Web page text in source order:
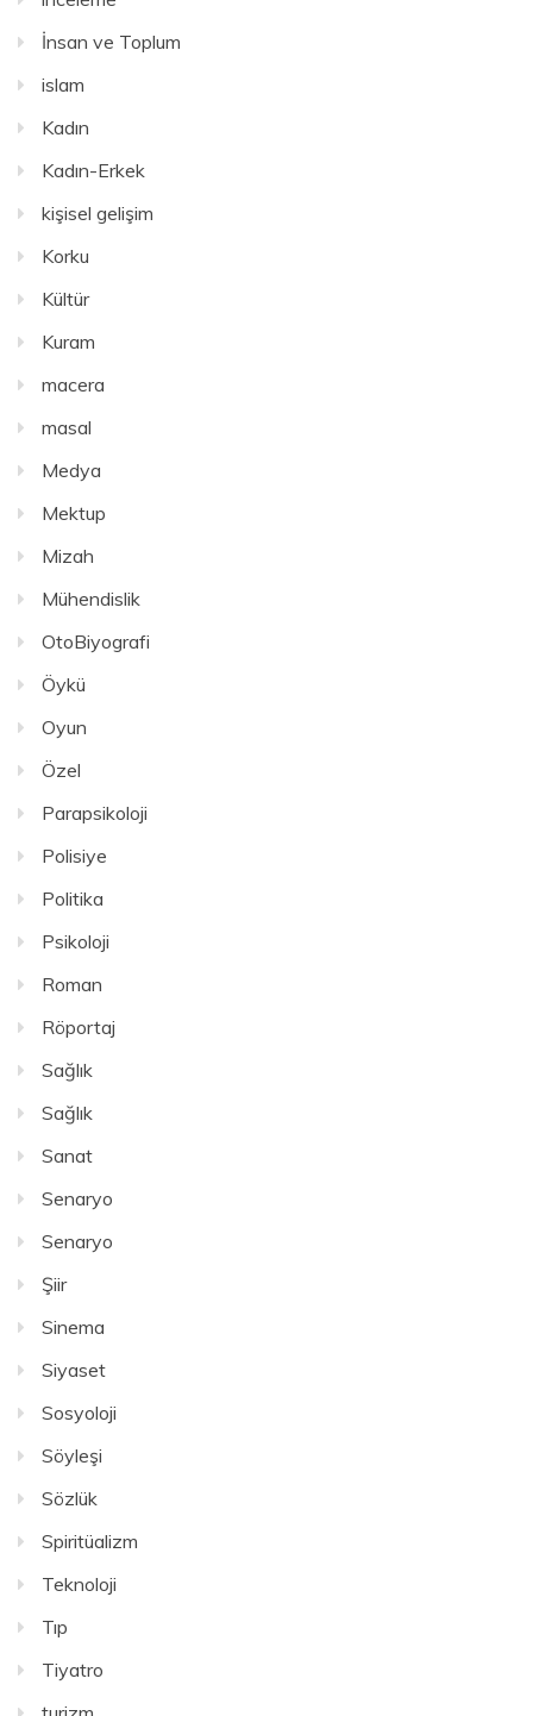
İnsan ve Toplum
islam
Kadın
Kadın-Erkek
kişisel gelişim
Korku
Kültür
Kuram
macera
masal
Medya
Mektup
Mizah
Mühendislik
OtoBiyografi
Öykü
Oyun
Özel
Parapsikoloji
Polisiye
Politika
Psikoloji
Roman
Röportaj
Sağlık
Sağlık
Sanat
Senaryo
Senaryo
Şiir
Sinema
Siyaset
Sosyoloji
Söyleşi
Sözlük
Spiritüalizm
Teknoloji
Tıp
Tiyatro